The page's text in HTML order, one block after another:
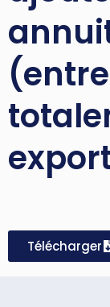
Télécharger